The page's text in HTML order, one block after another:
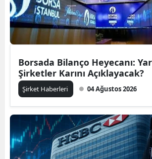
Borsada Bilanço Heyecanı:
Şirketler Karını Açıklayacak?
Şirket Haberleri 04 Ağustos 2026